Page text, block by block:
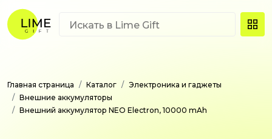
Главная страница Каталог
Электроника и гаджеты
Внешние аккумуляторы
Внешний аккумулятор NEO Electron, 10000 mAh